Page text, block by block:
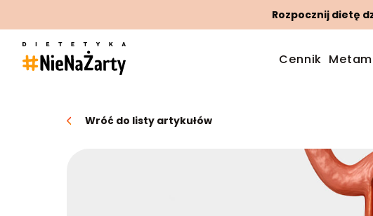
Rozpocznij dietę
Cennik
Wróć do listy artykułów